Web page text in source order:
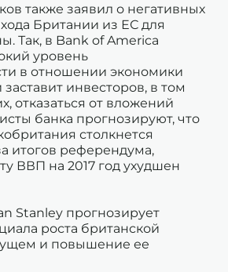
также заявил о негативных
Британии из ЕС для
Так, в Bank of America
уровень
в отношении экономики
инвесторов, в том
отказаться от вложений
банка прогнозируют, что
столкнется
итогов референдума,
ВВП на 2017 год ухудшен
Stanley прогнозирует
роста британской
и повышение ее